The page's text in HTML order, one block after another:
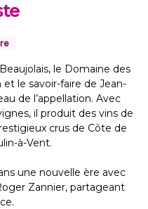
le Domaine des
et le savoir-faire de Jean-
de l’appellation. Avec
il produit des vins de
crus de Côte de
à-Vent.
une nouvelle ère avec
Zannier, partageant